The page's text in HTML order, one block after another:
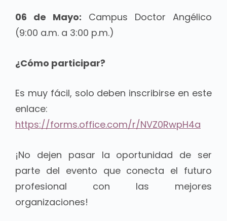
06 de Mayo: Campus Doctor Angélico
(9:00 a.m. a 3:00 p.m.)
¿Cómo participar?
Es muy fácil, solo deben inscribirse en este
enlace:
https://forms.office.com/r/NVZ0RwpH4a
¡No dejen pasar la oportunidad de ser
parte del evento que conecta el futuro
profesional con las mejores
organizaciones!